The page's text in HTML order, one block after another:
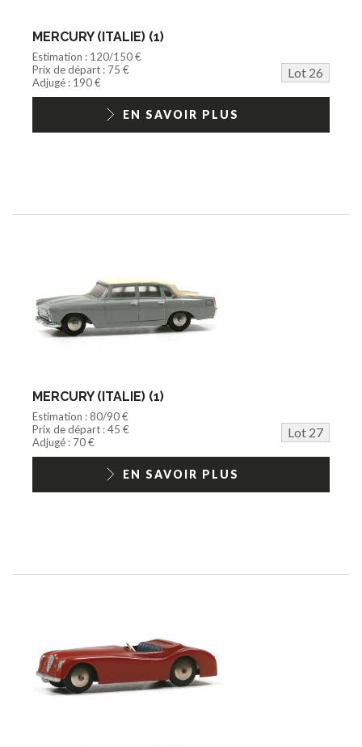
MERCURY (ITALIE) (1)
Estimation : 120/150 €
Prix de départ : 75 €
Lot 26
Adjugé : 190 €
EN SAVOIR PLUS
MERCURY (ITALIE) (1)
Estimation : 80/90 €
Prix de départ : 45 €
Lot 27
Adjugé : 70 €
EN SAVOIR PLUS